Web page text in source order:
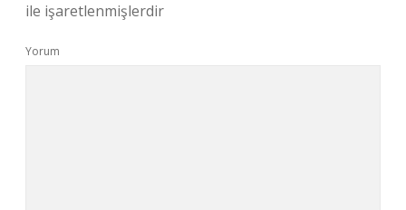
ile işaretlenmişlerdir
Yorum